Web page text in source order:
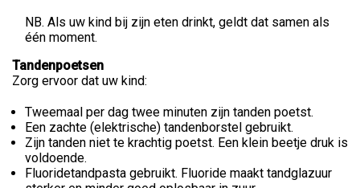
NB. Als uw kind bij zijn eten drinkt, geldt dat samen als
één moment.
Tandenpoetsen
Zorg ervoor dat uw kind:
Tweemaal per dag twee minuten zijn tanden poetst.
Een zachte (elektrische) tandenborstel gebruikt.
Zijn tanden niet te krachtig poetst. Een klein beetje druk is
voldoende.
Fluoridetandpasta gebruikt. Fluoride maakt tandglazuur